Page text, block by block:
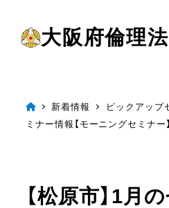
大阪府倫理
新着情報 ピックアップ
ミナー情報【モーニングセミナー】
【松原市】1月